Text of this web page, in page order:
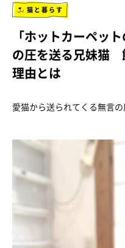
猫と暮らす
「ホットカーペッ
の圧を送る兄妹猫
理由とは
愛猫から送られてくる無言の